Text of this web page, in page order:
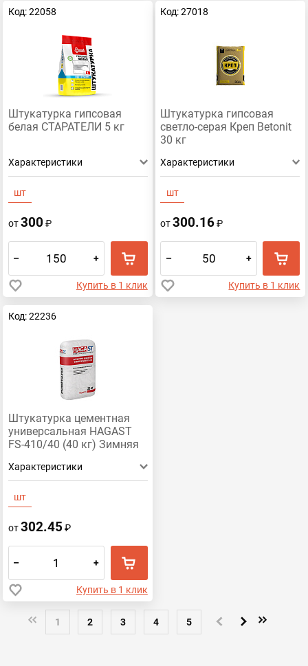
Код: 22058
Штукатурка гипсовая
белая СТАРАТЕЛИ 5 кг
Характеристики
шт
от300 ₽
– +
Купить в 1 клик
Код: 27018
Штукатурка гипсовая
светло-серая Креп Betonit
30 кг
Характеристики
шт
от300.16₽
– +
Купить в 1 клик
Код: 22236
Штукатурка цементная
универсальная HAGAST
FS-410/40 (40 кг) Зимняя
Характеристики
шт
от302.45 ₽
– +
Купить в 1 клик
1 2 3 4 5